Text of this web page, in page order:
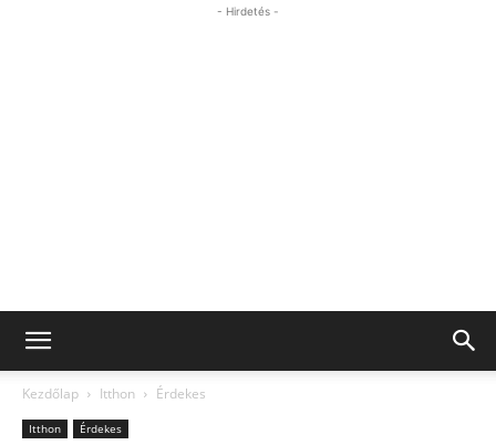
- Hirdetés -
Kezdőlap Itthon Érdekes
Itthon Érdekes